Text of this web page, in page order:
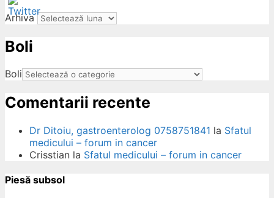
Arhiva
Boli
Boli
Comentarii recente
Dr Ditoiu, gastroenterolog 0758751841 la Sfatul
medicului – forum in cancer
Crisstian la Sfatul medicului – forum in cancer
Piesă subsol